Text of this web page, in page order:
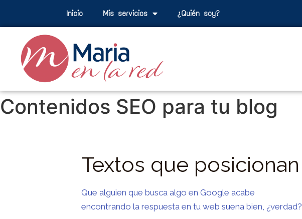
Inicio Mis servicios ¿Quién soy?
Contenidos SEO para tu blog
Textos que posicionan
Que alguien que busca algo en Google acabe
encontrando la respuesta en tu web suena bien, ¿verdad?